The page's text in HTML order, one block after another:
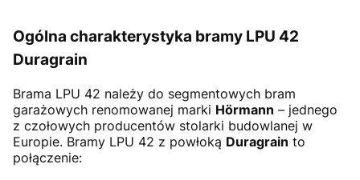
Ogólna charakterystyka bramy LPU 42
Duragrain
Brama LPU 42 należy do segmentowych bram
garażowych renomowanej marki Hörmann – jednego
z czołowych producentów stolarki budowlanej w
Europie. Bramy LPU 42 z powłoką Duragrain to
połączenie: